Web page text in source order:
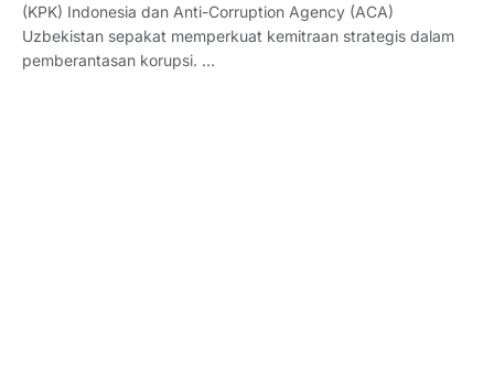
(KPK) Indonesia dan Anti-Corruption Agency (ACA)
Uzbekistan sepakat memperkuat kemitraan strategis dalam
pemberantasan korupsi. ...